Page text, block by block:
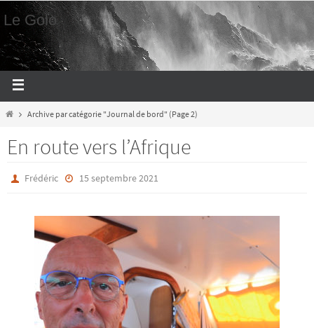
Le Golo
Archive par catégorie "Journal de bord" (Page 2)
En route vers l’Afrique
Frédéric 15 septembre 2021